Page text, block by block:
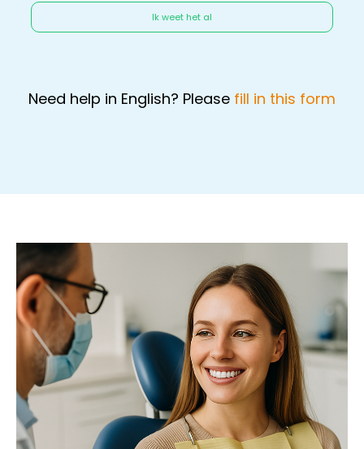
Ik weet het al
Need help in English? Please fill in this form